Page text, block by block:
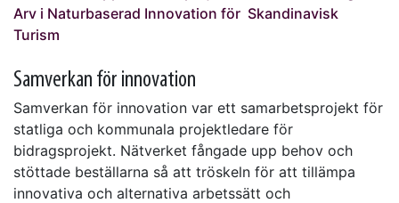
Arv i Naturbaserad Innovation för Skandinavisk
Turism
Samverkan för innovation
Samverkan för innovation var ett samarbetsprojekt för
statliga och kommunala projektledare för
bidragsprojekt. Nätverket fångade upp behov och
stöttade beställarna så att tröskeln för att tillämpa
innovativa och alternativa arbetssätt och